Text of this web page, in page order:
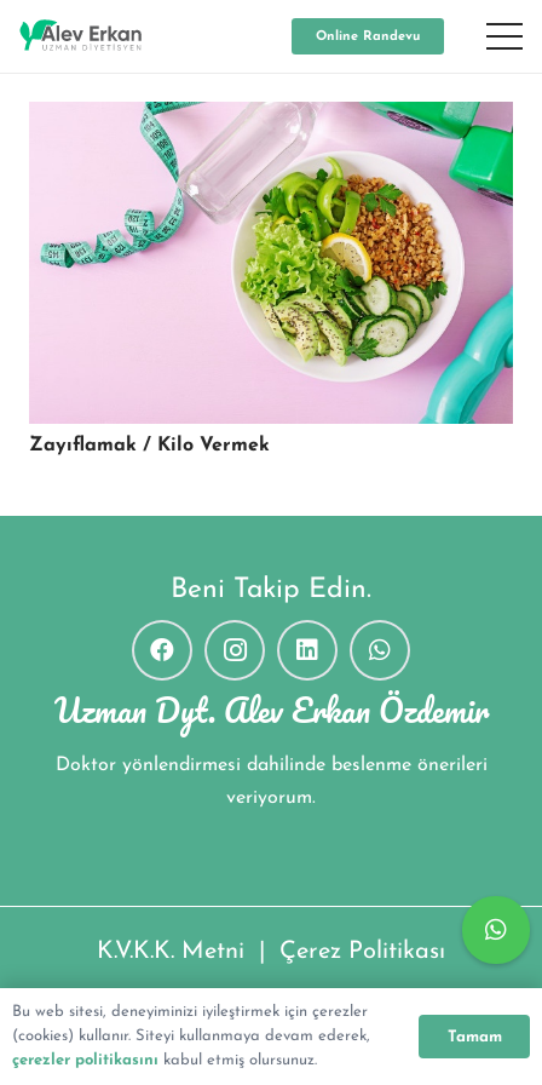
Online Randevu
Zayıflamak / Kilo Vermek
Beni Takip Edin.
Uzman Dyt. Alev Erkan Özdemir
Doktor yönlendirmesi dahilinde beslenme önerileri
veriyorum.
K.V.K.K. Metni Çerez Politikası
Uzman Dyt. Alev Erkan Özdemir ©2022
Bu web sitesi, deneyiminizi iyileştirmek için çerezler
(cookies) kullanır. Siteyi kullanmaya devam ederek,
çerezler politikasını kabul etmiş olursunuz.
Tamam